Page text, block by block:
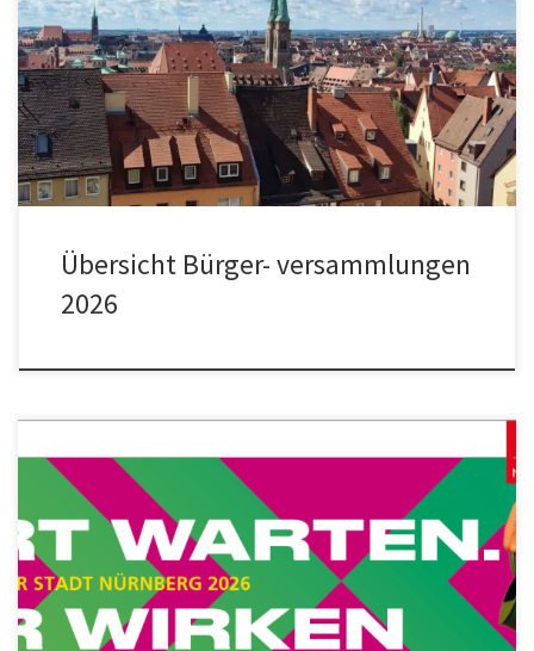
Pillenreuth, Steinbrüchlein, Weiherhaus, Worzeldorf Ort: Turnhalle
Martin-Luther-King-Schule, Luther-King-Straße 14 (Kornburg) Di.
13.10.2026 Langwasser, Messe, Neuselsbrunn,
Rangierbahnhofsiedlung, Zollhaus Ort: Gemeinschafshaus
Langwasser, großer Saal Glogauer Straße 50 Do. 29.10.2026
Galgenhof, Lichtenhof, Steinbühl, Tafelhof Ort: Turnhalle der
Kopernikusschule, Gabelsbergerstr. 41 […]
Übersicht Bürger- versammlungen
2026
Unter dem Motto „Gutes Klima in der Stadt“ würdigt der
Umweltpreis der Stadt Nürnberg im Jahr 2026 innovative Projekte,
die Klimaanpassung oder Klimaschutz voranbringen und dabei das
gesellschaftliche Miteinander stärken. Aufgerufen zur Teilnahme
sind alle engagierten Bürgerinnen und Bürger wie auch
Unternehmen, Vereine und Verbände. Die Themenstellung
schließt eine Preisverleihung […]